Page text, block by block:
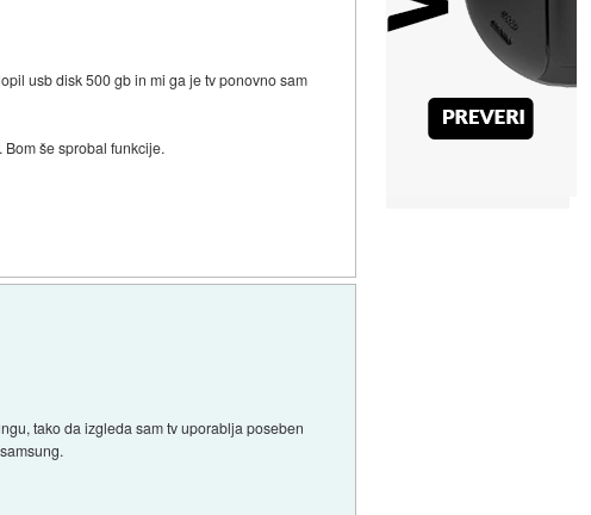
usb disk 500 gb in mi ga je tv ponovno sam
še sprobal funkcije.
tako da izgleda sam tv uporablja poseben